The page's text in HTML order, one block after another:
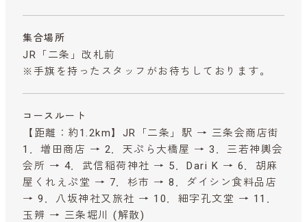
集合場所
JR「二条」改札前
※手旗を持ったスタッフがお待ちしております。
コースルート
【距離：約1.2km】JR「二条」駅 → 三条会商店街
1．増田商店 → 2．天ぷら大橋屋 → 3．三若神輿会
会所 → 4．武信稲荷神社 → 5．Dari K → 6．胡麻
屋くれえぷ堂 → 7．杉市 → 8．ダイシン食料品店
→ 9．八坂神社又旅社 → 10．細字孔文堂 → 11．
玉辨 → 三条堀川 (解散)